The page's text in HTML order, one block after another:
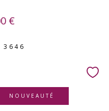
€
3646
NOUVEAUTÉ